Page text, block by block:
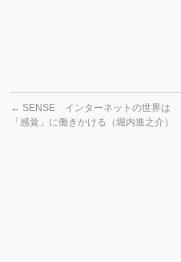
← SENSE インターネットの世界は
「感覚」に働きかける（堀内進之介）